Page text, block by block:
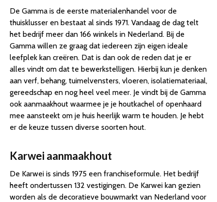
De Gamma is de eerste materialenhandel voor de
thuisklusser en bestaat al sinds 1971. Vandaag de dag telt
het bedrijf meer dan 166 winkels in Nederland. Bij de
Gamma willen ze graag dat iedereen zijn eigen ideale
leefplek kan creëren. Dat is dan ook de reden dat je er
alles vindt om dat te bewerkstelligen. Hierbij kun je denken
aan verf, behang, tuimelvensters, vloeren, isolatiemateriaal,
gereedschap en nog heel veel meer. Je vindt bij de Gamma
ook aanmaakhout waarmee je je houtkachel of openhaard
mee aansteekt om je huis heerlijk warm te houden. Je hebt
er de keuze tussen diverse soorten hout.
Karwei aanmaakhout
De Karwei is sinds 1975 een franchiseformule. Het bedrijf
heeft ondertussen 132 vestigingen. De Karwei kan gezien
worden als de decoratieve bouwmarkt van Nederland voor